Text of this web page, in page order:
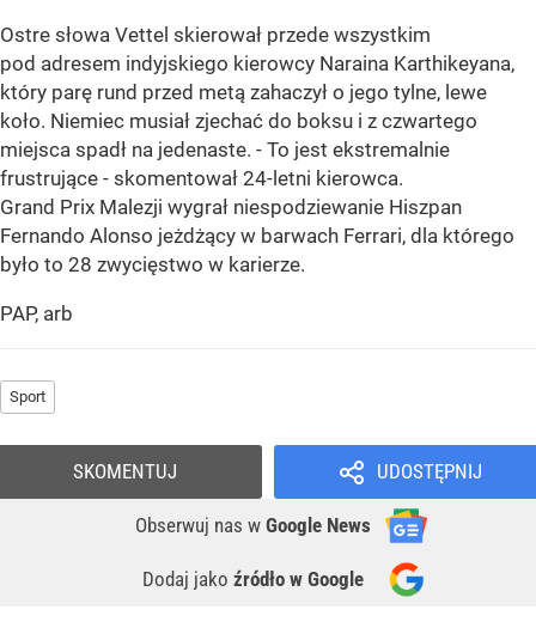
Ostre słowa Vettel skierował przede wszystkim
pod adresem indyjskiego kierowcy Naraina Karthikeyana,
który parę rund przed metą zahaczył o jego tylne, lewe
koło. Niemiec musiał zjechać do boksu i z czwartego
miejsca spadł na jedenaste. - To jest ekstremalnie
frustrujące - skomentował 24-letni kierowca.
Grand Prix Malezji wygrał niespodziewanie Hiszpan
Fernando Alonso jeżdżący w barwach Ferrari, dla którego
było to 28 zwycięstwo w karierze.
PAP, arb
Sport
UDOSTĘPNIJ
Obserwuj nas w Google News
Dodaj jako źródło w Google
SKOMENTUJ